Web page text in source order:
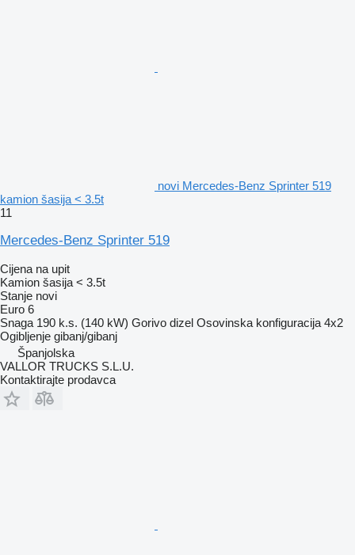
novi Mercedes-Benz Sprinter 519
kamion šasija < 3.5t
11
Mercedes-Benz Sprinter 519
Cijena na upit
Kamion šasija < 3.5t
Stanje novi
Euro 6
Snaga 190 k.s. (140 kW) Gorivo dizel Osovinska konfiguracija 4x2
Ogibljenje gibanj/gibanj
Španjolska
VALLOR TRUCKS S.L.U.
Kontaktirajte prodavca